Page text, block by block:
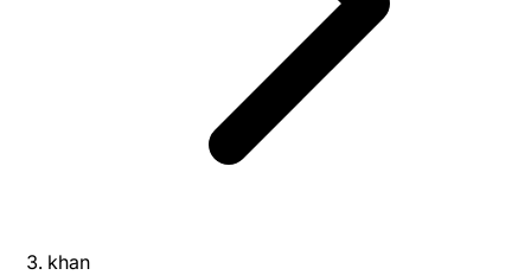
khan